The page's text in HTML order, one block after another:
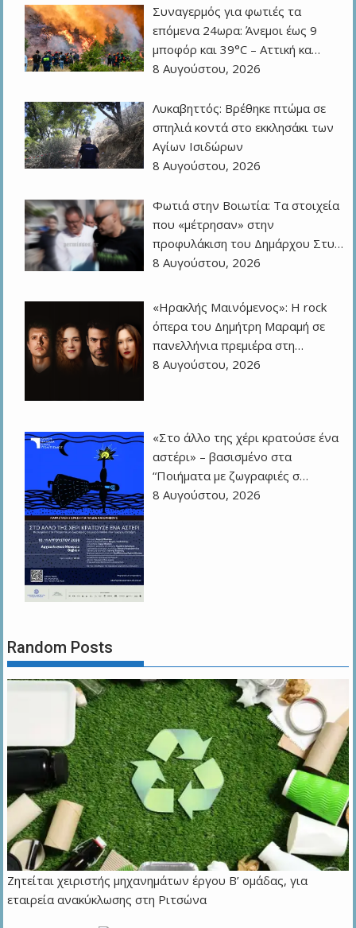
Συναγερμός για φωτιές τα
επόμενα 24ωρα: Άνεμοι έως 9
μποφόρ και 39°C – Αττική κα…
8 Αυγούστου, 2026
Λυκαβηττός: Βρέθηκε πτώμα σε
σπηλιά κοντά στο εκκλησάκι των
Αγίων Ισιδώρων
8 Αυγούστου, 2026
Φωτιά στην Βοιωτία: Τα στοιχεία
που «μέτρησαν» στην
προφυλάκιση του Δημάρχου Στυ…
8 Αυγούστου, 2026
«Ηρακλής Μαινόμενος»: H rock
όπερα του Δημήτρη Μαραμή σε
πανελλήνια πρεμιέρα στη…
8 Αυγούστου, 2026
«Στο άλλο της χέρι κρατούσε ένα
αστέρι» – βασισμένο στα
“Ποιήματα με ζωγραφιές σ…
8 Αυγούστου, 2026
Random Posts
Ζητείται χειριστής μηχανημάτων έργου Β’ ομάδας, για
εταιρεία ανακύκλωσης στη Ριτσώνα